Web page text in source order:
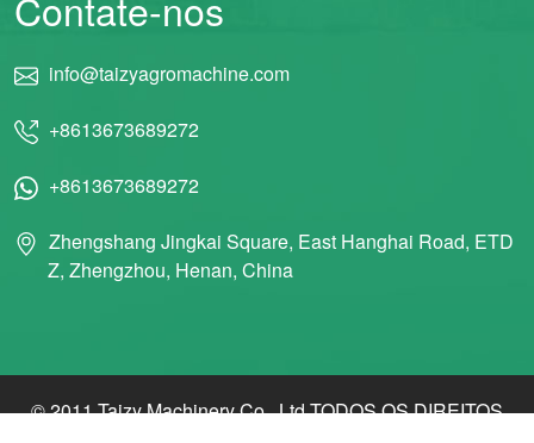
info@taizyagromachine.com
+8613673689272
+8613673689272
Zhengshang Jingkai Square, East Hanghai Road, ETD
Z, Zhengzhou, Henan, China
© 2011 Taizy Machinery Co., Ltd TODOS OS DIREITOS